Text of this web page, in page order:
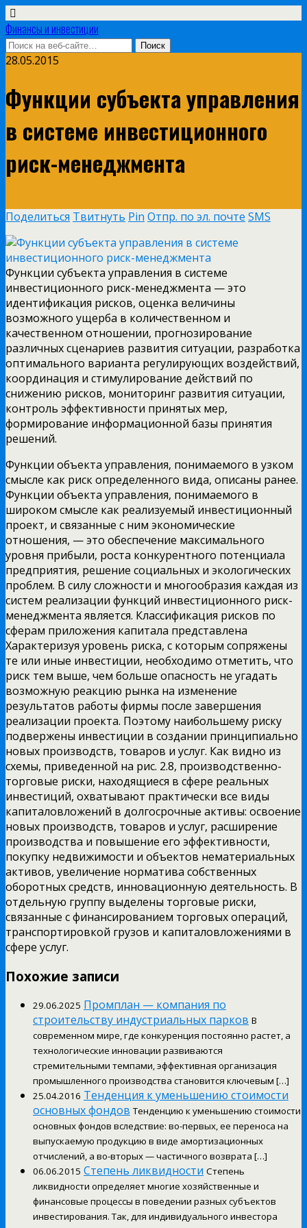
Финансы и инвестиции
28.05.2015
Функции субъекта управления
в системе инвестиционного
риск-менеджмента
Поделиться Твитнуть Pin Отпр. по эл. почте SMS
Функции субъекта управления в системе
инвестиционного риск-менеджмента — это
идентификация рисков, оценка величины
возможного ущерба в количественном и
качественном отношении, прогнозирование
различных сценариев развития ситуации, разработка
оптимального варианта регулирующих воздействий,
координация и стимулирование действий по
снижению рисков, мониторинг развития ситуации,
контроль эффективности принятых мер,
формирование информационной базы принятия
решений.
Функции объекта управления, понимаемого в узком
смысле как риск определенного вида, описаны ранее.
Функции объекта управления, понимаемого в
широком смысле как реализуемый инвестиционный
проект, и связанные с ним экономические
отношения, — это обеспечение максимального
уровня прибыли, роста конкурентного потенциала
предприятия, решение социальных и экологических
проблем. В силу сложности и многообразия каждая из
систем реализации функций инвестиционного риск-
менеджмента является. Классификация рисков по
сферам приложения капитала представлена
Характеризуя уровень риска, с которым сопряжены
те или иные инвестиции, необходимо отметить, что
риск тем выше, чем больше опасность не угадать
возможную реакцию рынка на изменение
результатов работы фирмы после завершения
реализации проекта. Поэтому наибольшему риску
подвержены инвестиции в создании принципиально
новых производств, товаров и услуг. Как видно из
схемы, приведенной на рис. 2.8, производственно-
торговые риски, находящиеся в сфере реальных
инвестиций, охватывают практически все виды
капиталовложений в долгосрочные активы: освоение
новых производств, товаров и услуг, расширение
производства и повышение его эффективности,
покупку недвижимости и объектов нематериальных
активов, увеличение норматива собственных
оборотных средств, инновационную деятельность. В
отдельную группу выделены торговые риски,
связанные с финансированием торговых операций,
транспортировкой грузов и капиталовложениями в
сфере услуг.
Похожие записи
29.06.2025 Промплан — компания по
строительству индустриальных парков В
современном мире, где конкуренция постоянно растет, а
технологические инновации развиваются
стремительными темпами, эффективная организация
промышленного производства становится ключевым […]
25.04.2016 Тенденция к уменьшению стоимости
основных фондов Тенденцию к уменьшению стоимости
основных фондов вследствие: во-первых, ее переноса на
выпускаемую продукцию в виде амортизационных
отчислений, а во-вторых — частичного возврата […]
06.06.2015 Степень ликвидности Степень
ликвидности определяет многие хозяйственные и
финансовые процессы в поведении разных субъектов
инвестирования. Так, для индивидуального инвестора